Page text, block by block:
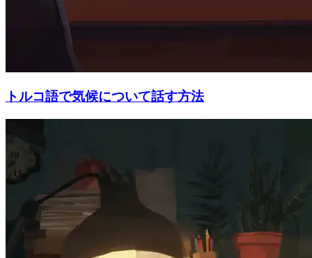
トルコ語で気候について話す方法